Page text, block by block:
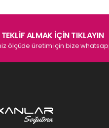
TEKLİF ALMAK İÇİN TIKLAYIN
ölçüde üretim için bize